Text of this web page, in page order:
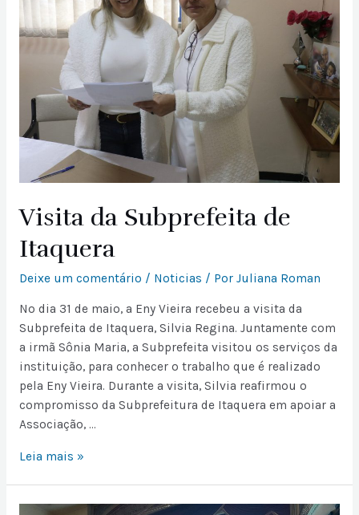
Visita da Subprefeita de
Itaquera
Deixe um comentário / Noticias / Por Juliana Roman
No dia 31 de maio, a Eny Vieira recebeu a visita da
Subprefeita de Itaquera, Silvia Regina. Juntamente com
a irmã Sônia Maria, a Subprefeita visitou os serviços da
instituição, para conhecer o trabalho que é realizado
pela Eny Vieira. Durante a visita, Silvia reafirmou o
compromisso da Subprefeitura de Itaquera em apoiar a
Associação, …
Leia mais »